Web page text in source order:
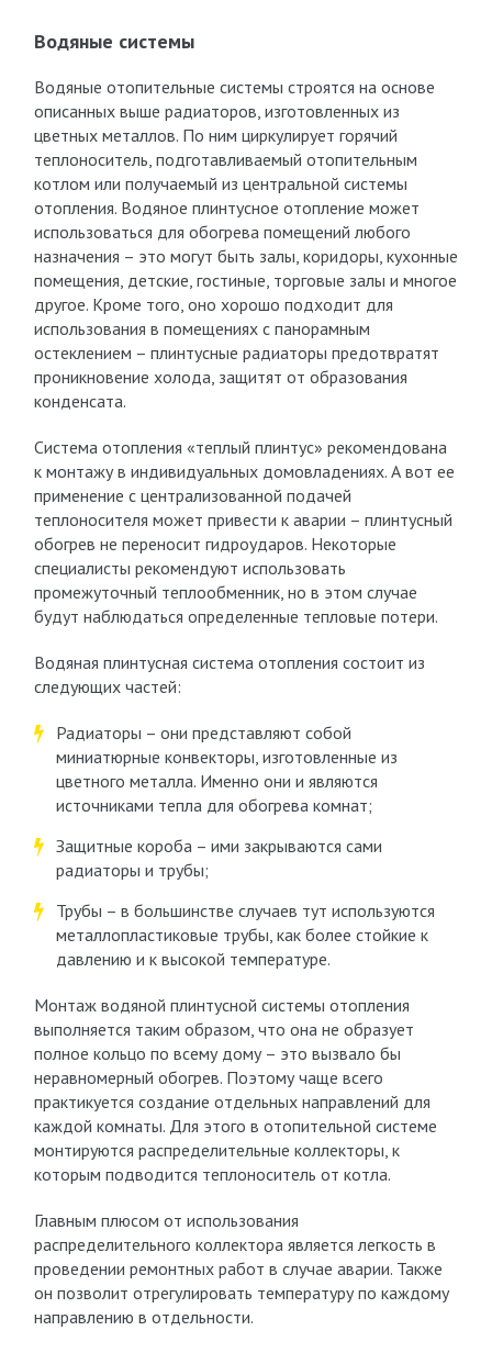
Водяные системы
Водяные отопительные системы строятся на основе
описанных выше радиаторов, изготовленных из
цветных металлов. По ним циркулирует горячий
теплоноситель, подготавливаемый отопительным
котлом или получаемый из центральной системы
отопления. Водяное плинтусное отопление может
использоваться для обогрева помещений любого
назначения – это могут быть залы, коридоры, кухонные
помещения, детские, гостиные, торговые залы и многое
другое. Кроме того, оно хорошо подходит для
использования в помещениях с панорамным
остеклением – плинтусные радиаторы предотвратят
проникновение холода, защитят от образования
конденсата.
Система отопления «теплый плинтус» рекомендована
к монтажу в индивидуальных домовладениях. А вот ее
применение с централизованной подачей
теплоносителя может привести к аварии – плинтусный
обогрев не переносит гидроударов. Некоторые
специалисты рекомендуют использовать
промежуточный теплообменник, но в этом случае
будут наблюдаться определенные тепловые потери.
Водяная плинтусная система отопления состоит из
следующих частей:
Радиаторы – они представляют собой
миниатюрные конвекторы, изготовленные из
цветного металла. Именно они и являются
источниками тепла для обогрева комнат;
Защитные короба – ими закрываются сами
радиаторы и трубы;
Трубы – в большинстве случаев тут используются
металлопластиковые трубы, как более стойкие к
давлению и к высокой температуре.
Монтаж водяной плинтусной системы отопления
выполняется таким образом, что она не образует
полное кольцо по всему дому – это вызвало бы
неравномерный обогрев. Поэтому чаще всего
практикуется создание отдельных направлений для
каждой комнаты. Для этого в отопительной системе
монтируются распределительные коллекторы, к
которым подводится теплоноситель от котла.
Главным плюсом от использования
распределительного коллектора является легкость в
проведении ремонтных работ в случае аварии. Также
он позволит отрегулировать температуру по каждому
направлению в отдельности.